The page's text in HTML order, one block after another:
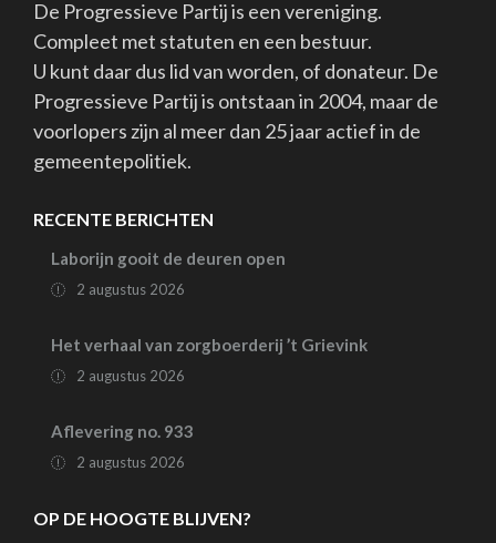
De Progressieve Partij is een vereniging.
Compleet met statuten en een bestuur.
U kunt daar dus lid van worden, of donateur. De
Progressieve Partij is ontstaan in 2004, maar de
voorlopers zijn al meer dan 25 jaar actief in de
gemeentepolitiek.
RECENTE BERICHTEN
Laborijn gooit de deuren open
2 augustus 2026
Het verhaal van zorgboerderij ’t Grievink
2 augustus 2026
Aflevering no. 933
2 augustus 2026
OP DE HOOGTE BLIJVEN?